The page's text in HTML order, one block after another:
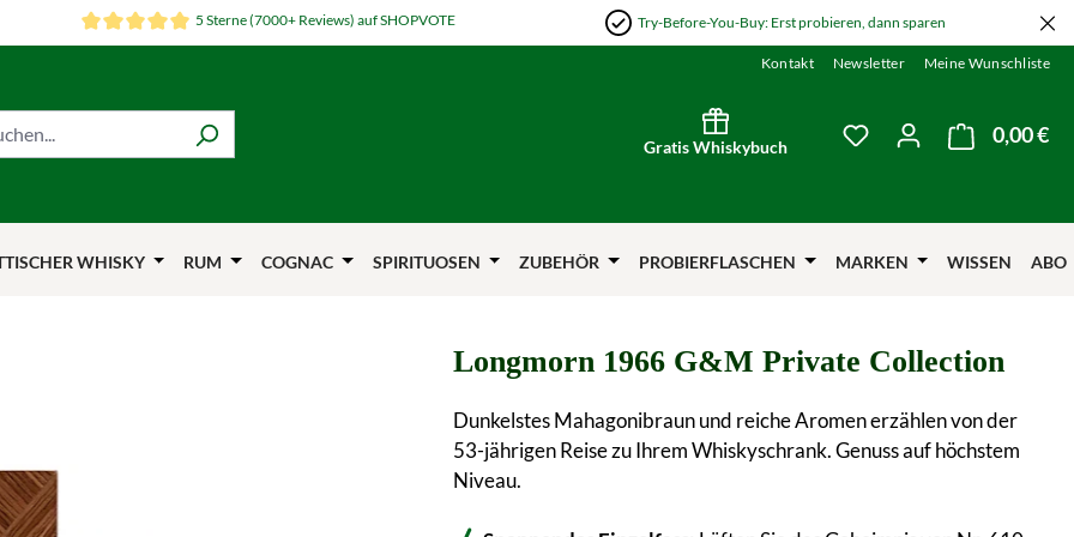
5 Sterne (7000+ Reviews) auf SHOPVOTE Try-Before-You-Buy: Erst probieren, dann sparen
Kontakt Newsletter Meine Wunschliste
Gratis Whiskybuch
Du hast 0 Produkte
0,00 €
WHISKY RUM COGNAC SPIRITUOSEN ZUBEHÖR PROBIERFLASCHEN MARKEN WISSEN ABO
Longmorn 1966 G&M Private Collection
Dunkelstes Mahagonibraun und reiche Aromen erzählen von der
53-jährigen Reise zu Ihrem Whiskyschrank. Genuss auf höchstem
Niveau.